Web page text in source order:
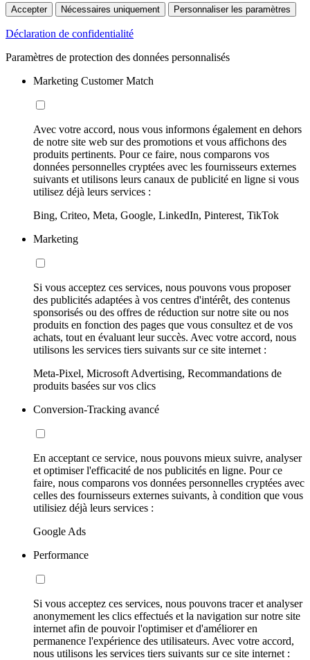
Accepter Nécessaires uniquement Personnaliser les paramètres
Déclaration de confidentialité
Paramètres de protection des données personnalisés
Marketing Customer Match
Avec votre accord, nous vous informons également en dehors
de notre site web sur des promotions et vous affichons des
produits pertinents. Pour ce faire, nous comparons vos
données personnelles cryptées avec les fournisseurs externes
suivants et utilisons leurs canaux de publicité en ligne si vous
utilisez déjà leurs services :
Bing, Criteo, Meta, Google, LinkedIn, Pinterest, TikTok
Marketing
Si vous acceptez ces services, nous pouvons vous proposer
des publicités adaptées à vos centres d'intérêt, des contenus
sponsorisés ou des offres de réduction sur notre site ou nos
produits en fonction des pages que vous consultez et de vos
achats, tout en évaluant leur succès. Avec votre accord, nous
utilisons les services tiers suivants sur ce site internet :
Meta-Pixel, Microsoft Advertising, Recommandations de
produits basées sur vos clics
Conversion-Tracking avancé
En acceptant ce service, nous pouvons mieux suivre, analyser
et optimiser l'efficacité de nos publicités en ligne. Pour ce
faire, nous comparons vos données personnelles cryptées avec
celles des fournisseurs externes suivants, à condition que vous
utilisiez déjà leurs services :
Google Ads
Performance
Si vous acceptez ces services, nous pouvons tracer et analyser
anonymement les clics effectués et la navigation sur notre site
internet afin de pouvoir l'optimiser et d'améliorer en
permanence l'expérience des utilisateurs. Avec votre accord,
nous utilisons les services tiers suivants sur ce site internet :